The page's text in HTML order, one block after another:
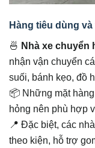
Hàng tiêu dùng
🍜 Nhà xe chuyển
nhận vận chuyển
suối, bánh kẹo, đồ
📦 Những mặt
hỏng nên phù hợp
📍 Đặc biệt, các
theo kiện, hỗ trợ